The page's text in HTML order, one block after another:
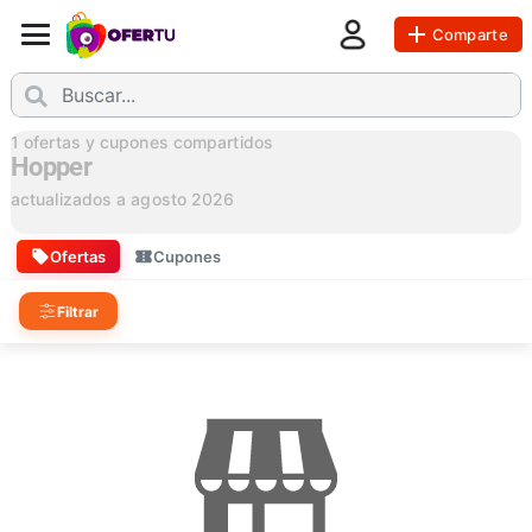
Comparte
1 ofertas y cupones compartidos
Hopper
actualizados a agosto 2026
Ofertas Cupones
Filtrar